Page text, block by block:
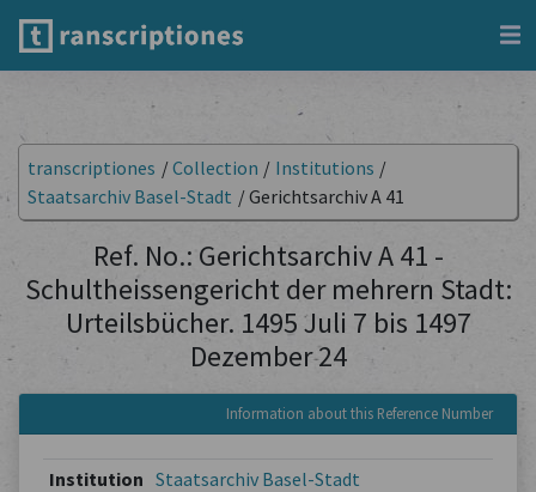
transcriptiones /Collection / Institutions /
Staatsarchiv Basel-Stadt /Gerichtsarchiv A 41
Ref. No.: Gerichtsarchiv A 41 -
Schultheissengericht der mehrern Stadt:
Urteilsbücher. 1495 Juli 7 bis 1497
Dezember 24
Information about this Reference Number
Institution Staatsarchiv Basel-Stadt